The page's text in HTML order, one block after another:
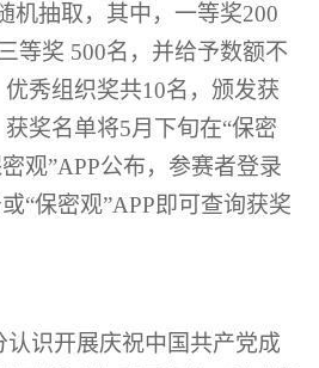
机抽取，其中，一等奖200
等奖 500名，并给予数额不
秀组织奖共10名，颁发获
奖名单将5月下旬在“保密
观”APP公布，参赛者登录
“保密观”APP即可查询获奖
认识开展庆祝中国共产党成